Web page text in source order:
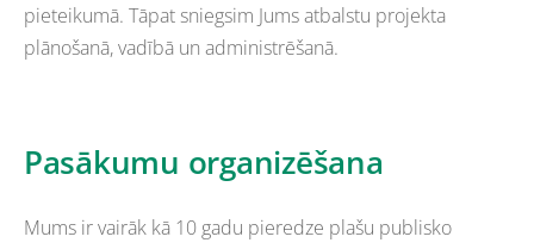
pieteikumā. Tāpat sniegsim Jums atbalstu projekta
plānošanā, vadībā un administrēšanā.
Pasākumu organizēšana
Mums ir vairāk kā 10 gadu pieredze plašu publisko